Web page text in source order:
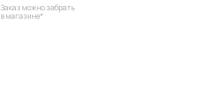
Заказ можно забрать
в магазине*